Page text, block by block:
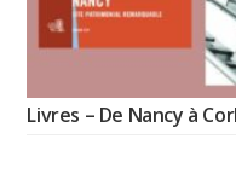
Livres – De Nancy à